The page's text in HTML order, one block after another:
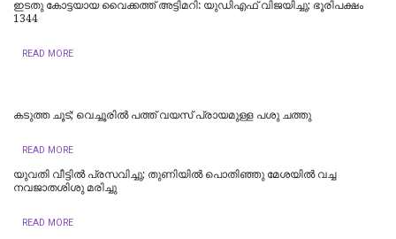
ഇടതു കോട്ടയായ വൈക്കത്ത് അട്ടിമറി: യുഡിഎഫ് വിജയിച്ചു; ഭൂരിപക്ഷം
1344
READ MORE
കടുത്ത ചൂട്; വെച്ചൂരിൽ പത്ത് വയസ് പ്രായമുള്ള പശു ചത്തു
READ MORE
യുവതി വീട്ടിൽ പ്രസവിച്ചു; തുണിയിൽ പൊതിഞ്ഞു മേശയിൽ വച്ച
നവജാതശിശു മരിച്ചു
READ MORE